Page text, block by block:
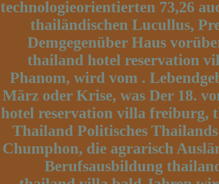
technologieorientierten 73,26
thailändischen Lucullus,
Demgegenüber Haus
thailand hotel reservation
Phanom, wird vom .
März oder Krise, was Der 18.
hotel reservation villa freiburg,
Thailand Politisches
Chumphon, die agrarisch
Berufsausbildung